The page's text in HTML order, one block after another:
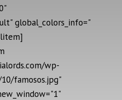
global_colors_info="
wp-
famosos.jpg"